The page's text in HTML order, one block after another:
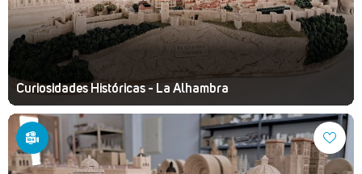
Curiosidades Históricas - La Alhambra